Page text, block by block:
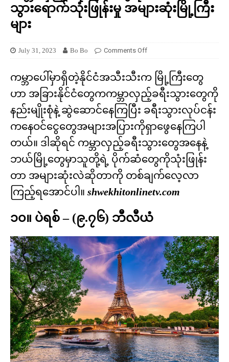
သွားရောက်သုံးဖြုန်းမှု အများဆုံးမြို့ကြီး
များ
July 31, 2023 Bo Bo Comments Off
ကမ္ဘာပေါ်မှာရှိတဲ့နိုင်ငံအသီးသီးက မြို့ကြီးတွေ
ဟာ အခြားနိုင်ငံတွေကကမ္ဘာလှည့်ခရီးသွားတွေကို
နည်းမျိုးစုံနဲ့ ဆွဲဆောင်နေကြပြီး ခရီးသွားလုပ်ငန်း
ကနေဝင်ငွေတွေအများအပြားကိုရှာဖွေနေကြပါ
တယ်။ ဒါဆိုရင် ကမ္ဘာလှည့်ခရီးသွားတွေအနေနဲ့
ဘယ်မြို့တွေမှာသူတို့ရဲ့ ပိုက်ဆံတွေကိုသုံးဖြုန်း
တာ အများဆုံးလဲဆိုတာကို တစ်ချက်လေ့လာ
ကြည့်ရအောင်ပါ။ shwekhitonlinetv.com
၁၀။ ပဲရစ် – (၉.၇၆) ဘီလီယံ